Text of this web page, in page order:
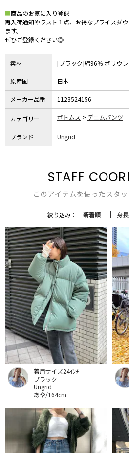
■商品のお気に入り登録
再入荷通知やラスト１点、お得なプライスダ
ます。
ぜひご登録ください◎
素材 [ブラック]綿96％ ポリウ
原産国 日本
メーカー品番 1123524156
カテゴリー ボトムス デニムパンツ
ブランド Ungrid
STAFF
このアイテムを使ったスタ
絞り込み： 新着順 身長
着用サイズ24ｲﾝﾁ
ブラック
Ungrid
あや/164cm